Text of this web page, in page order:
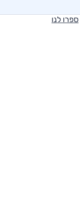
ספרו לנו